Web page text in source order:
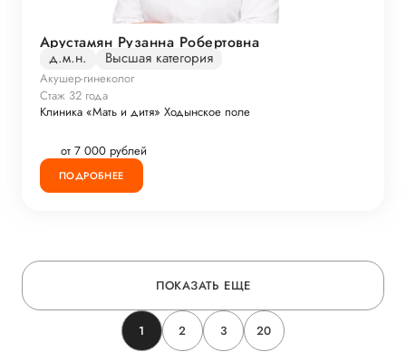
Арустамян Рузанна Робертовна
д.м.н. Высшая категория
Акушер-гинеколог
Стаж 32 года
Клиника «Мать и дитя» Ходынское поле
от 7 000 рублей
ПОДРОБНЕЕ
ПОКАЗАТЬ ЕЩЕ
1 2 3 20